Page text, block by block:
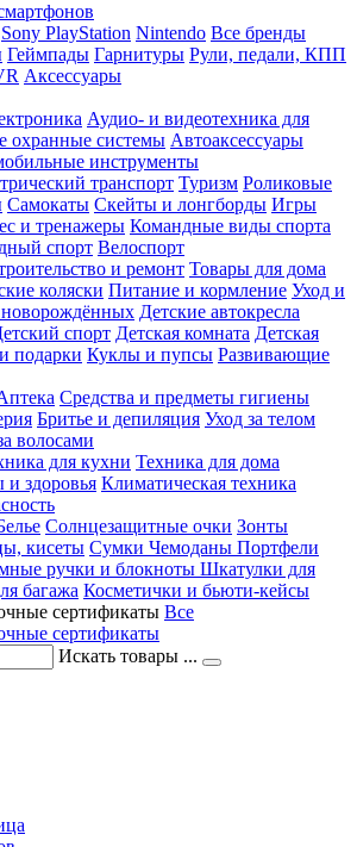
Sony PlayStation Nintendo Все бренды
Геймпады Гарнитуры Рули, педали, КПП
Аксессуары
Аудио- и видеотехника для
охранные системы Автоаксессуары
инструменты
транспорт Туризм Роликовые
Самокаты Скейты и лонгборды Игры
и тренажеры Командные виды спорта
спорт Велоспорт
и ремонт Товары для дома
коляски Питание и кормление Уход и
Детские автокресла
спорт Детская комната Детская
подарки Куклы и пупсы Развивающие
Средства и предметы гигиены
Бритье и депиляция Уход за телом
волосами
для кухни Техника для дома
и здоровья Климатическая техника
Солнцезащитные очки Зонты
кисеты Сумки Чемоданы Портфели
ручки и блокноты Шкатулки для
багажа Косметички и бьюти-кейсы
сертификаты Все
сертификаты
Искать товары ...